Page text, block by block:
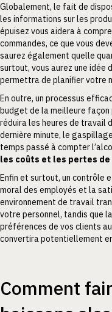
Globalement, le fait de
les informations sur les
épuisez vous aidera à
commandes, ce que vous
saurez également quelle
surtout, vous aurez une idée
permettra de planifier votre
En outre, un processus
budget de la meilleure
réduira les heures de travail
dernière minute, le
temps passé à compter
les coûts et les pertes de
Enfin et surtout, un contrôle
moral des employés et la
environnement de travail
votre personnel, tandis que
préférences de vos clients
convertira potentiellement
Comment